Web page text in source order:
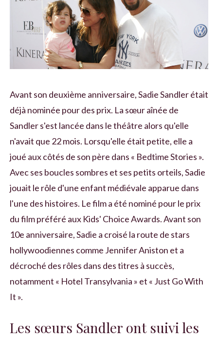
Avant son deuxième anniversaire, Sadie Sandler était
déjà nominée pour des prix. La sœur aînée de
Sandler s'est lancée dans le théâtre alors qu'elle
n'avait que 22 mois. Lorsqu'elle était petite, elle a
joué aux côtés de son père dans « Bedtime Stories ».
Avec ses boucles sombres et ses petits orteils, Sadie
jouait le rôle d'une enfant médiévale apparue dans
l'une des histoires. Le film a été nominé pour le prix
du film préféré aux Kids' Choice Awards. Avant son
10e anniversaire, Sadie a croisé la route de stars
hollywoodiennes comme Jennifer Aniston et a
décroché des rôles dans des titres à succès,
notamment « Hotel Transylvania » et « Just Go With
It ».
Les sœurs Sandler ont suivi les